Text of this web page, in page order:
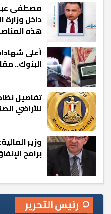
مصطفى عبد
داخل وزارة
هذه
أعلى
البنوك..
تفاصيل
للأراضي
وزير
برامج
رئيس التحرير